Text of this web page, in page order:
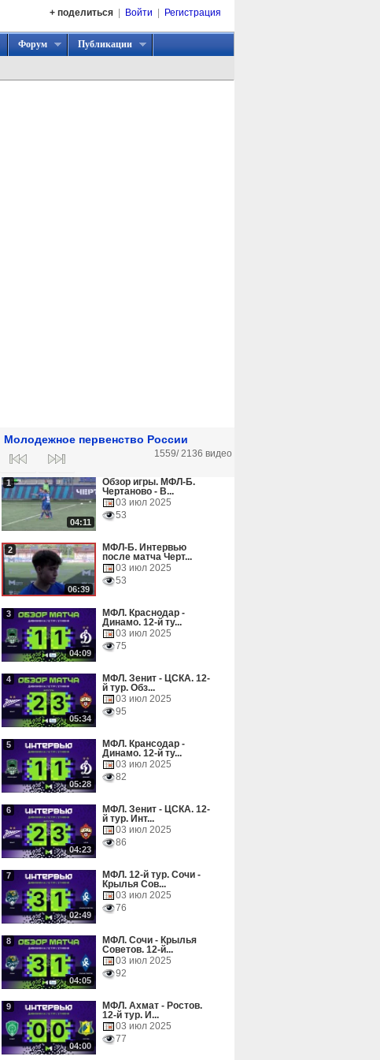
Регистрация
Войти
+ поделиться
Форум Публикации
Молодежное первенство России
1559/ 2136 видео
04:11
1
Обзор игры. МФЛ-Б.
Чертаново - В...
03 июл 2025
53
06:39
2
МФЛ-Б. Интервью
после матча Черт...
03 июл 2025
53
04:09
3
МФЛ. Краснодар -
Динамо. 12-й ту...
03 июл 2025
75
05:34
4
МФЛ. Зенит - ЦСКА. 12-
й тур. Обз...
03 июл 2025
95
05:28
5
МФЛ. Крансодар -
Динамо. 12-й ту...
03 июл 2025
82
04:23
6
МФЛ. Зенит - ЦСКА. 12-
й тур. Инт...
03 июл 2025
86
02:49
7
МФЛ. 12-й тур. Сочи -
Крылья Сов...
03 июл 2025
76
04:05
8
МФЛ. Сочи - Крылья
Советов. 12-й...
03 июл 2025
92
04:00
9
МФЛ. Ахмат - Ростов.
12-й тур. И...
03 июл 2025
77